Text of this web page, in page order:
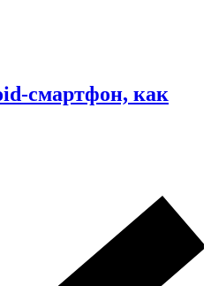
смартфон, как